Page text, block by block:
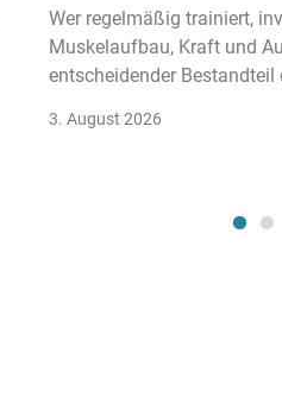
Wer regelmäßig trainiert,
Muskelaufbau, Kraft und
entscheidender Bestandteil
3. August 2026